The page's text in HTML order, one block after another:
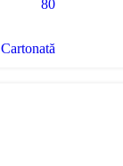
80
Cartonată